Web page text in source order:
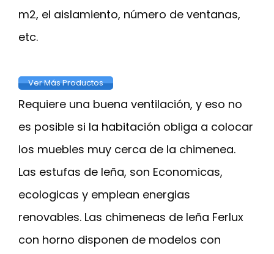
m2, el aislamiento, número de ventanas,
etc.
Ver Más Productos
Requiere una buena ventilación, y eso no
es posible si la habitación obliga a colocar
los muebles muy cerca de la chimenea.
Las estufas de leña, son Economicas,
ecologicas y emplean energias
renovables. Las chimeneas de leña Ferlux
con horno disponen de modelos con